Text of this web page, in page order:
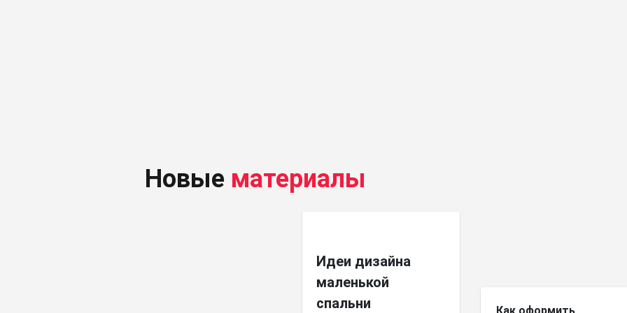
Новые материалы
Идеи дизайна
маленькой
спальни